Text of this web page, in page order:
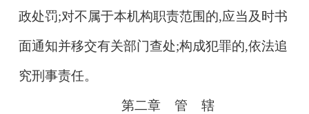
政处罚;对不属于本机构职责范围的,应当及时书
面通知并移交有关部门查处;构成犯罪的,依法追
究刑事责任。
第二章 管 辖